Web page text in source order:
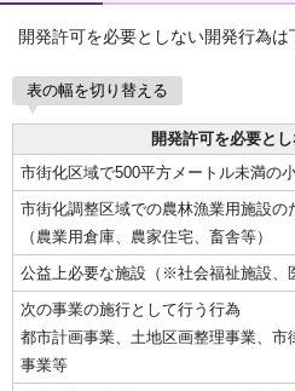
開発許可を必要としない開発行為は
表の幅を切り替える
開発許可を必要と
市街化区域で500平方メートル未満の
市街化調整区域での農林漁業用施設の
（農業用倉庫、農家住宅、畜舎等）
公益上必要な施設（※社会福祉施設、
次の事業の施行として行う行為
都市計画事業、土地区画整理事業、
事業等